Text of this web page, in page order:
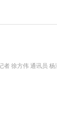
徐方伟 通讯员 杨